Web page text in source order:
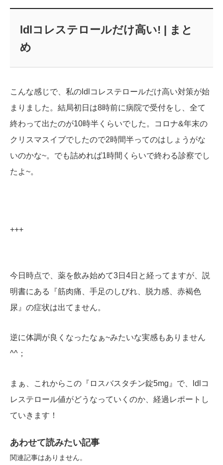
ldlコレステロールだけ高い! | まと
め
こんな感じで、私のldlコレステロールだけ高い対策が始
まりました。結局初日は8時前に病院で受付をし、全て
終わって出たのが10時半くらいでした。コロナ&年末の
クリスマスイブでしたので2時間半ってのはしょうがな
いのかな~。でも詰めれば1時間くらいで終わる診察でし
たよ~。
+++
今日時点で、薬を飲み始めて3日4日と経ってますが、説
明書にある『筋肉痛、手足のしびれ、脱力感、赤褐色
尿』の症状は出てません。
逆に体調が良くなったなぁ~みたいな実感もありません
^^；
まぁ、これからこの『ロスバスタチン錠5mg』で、ldlコ
レステロール値がどうなっていくのか、経過レポートし
ていきます！
あわせて読みたい記事
関連記事はありません。